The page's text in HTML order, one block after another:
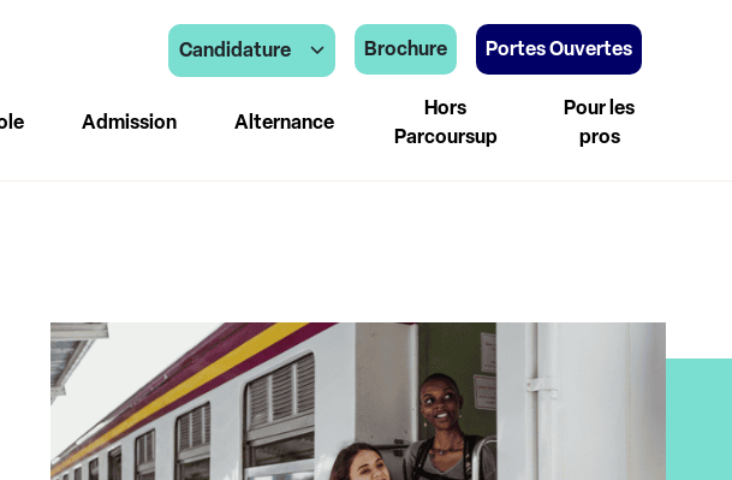
Candidature Brochure Portes Ouvertes
Admission Alternance
Hors
Parcoursup
Pour les
pros